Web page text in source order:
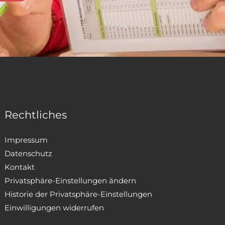
Rechtliches
Impressum
Datenschutz
Kontakt
Privatsphäre-Einstellungen ändern
Historie der Privatsphäre-Einstellungen
Einwilligungen widerrufen